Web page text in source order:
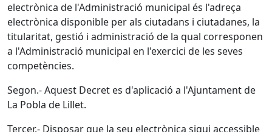
electrònica de l'Administració municipal és l'adreça
electrònica disponible per als ciutadans i ciutadanes, la
titularitat, gestió i administració de la qual corresponen
a l'Administració municipal en l'exercici de les seves
competències.
Segon.- Aquest Decret es d'aplicació a l'Ajuntament de
La Pobla de Lillet.
Tercer.- Disposar que la seu electrònica sigui accessible